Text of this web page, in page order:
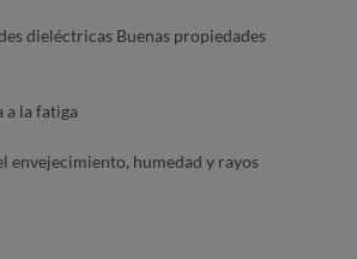
dieléctricas Buenas propiedades
a la fatiga
envejecimiento, humedad y rayos